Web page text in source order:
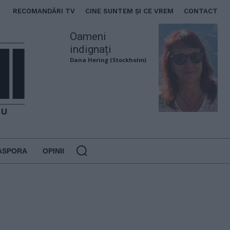
RECOMANDĂRI TV CINE SUNTEM ȘI CE VREM CONTACT
Oameni
indignați
Dana Hering (Stockholm)
OPINII